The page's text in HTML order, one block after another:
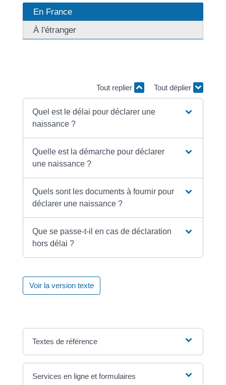
En France
À l'étranger
Tout replier
Tout déplier
Quel est le délai pour déclarer une
naissance ?
Quelle est la démarche pour déclarer
une naissance ?
Quels sont les documents à fournir pour
déclarer une naissance ?
Que se passe-t-il en cas de déclaration
hors délai ?
Voir la version texte
Textes de référence
Services en ligne et formulaires